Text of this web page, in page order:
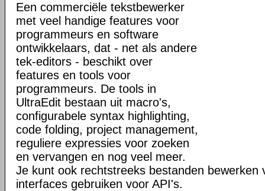
Een commerciële tekstbewerker
met veel handige features voor
programmeurs en software
ontwikkelaars, dat - net als andere
tek-editors - beschikt over
features en tools voor
programmeurs. De tools in
UltraEdit bestaan uit macro's,
configurabele syntax highlighting,
code folding, project management,
reguliere expressies voor zoeken
en vervangen en nog veel meer.
Je kunt ook rechtstreeks bestanden bewerken
interfaces gebruiken voor API's.